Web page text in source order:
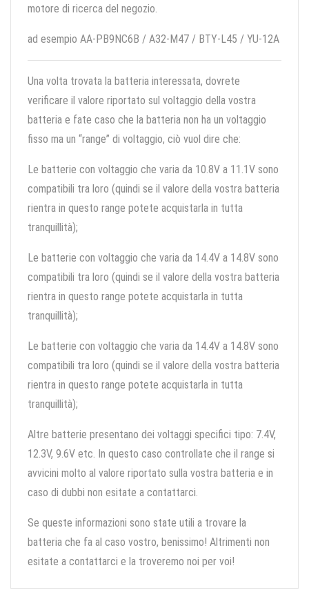
motore di ricerca del negozio.
ad esempio AA-PB9NC6B / A32-M47 / BTY-L45 / YU-12A
Una volta trovata la batteria interessata, dovrete
verificare il valore riportato sul voltaggio della vostra
batteria e fate caso che la batteria non ha un voltaggio
fisso ma un “range” di voltaggio, ciò vuol dire che:
Le batterie con voltaggio che varia da 10.8V a 11.1V sono
compatibili tra loro (quindi se il valore della vostra batteria
rientra in questo range potete acquistarla in tutta
tranquillità);
Le batterie con voltaggio che varia da 14.4V a 14.8V sono
compatibili tra loro (quindi se il valore della vostra batteria
rientra in questo range potete acquistarla in tutta
tranquillità);
Le batterie con voltaggio che varia da 14.4V a 14.8V sono
compatibili tra loro (quindi se il valore della vostra batteria
rientra in questo range potete acquistarla in tutta
tranquillità);
Altre batterie presentano dei voltaggi specifici tipo: 7.4V,
12.3V, 9.6V etc. In questo caso controllate che il range si
avvicini molto al valore riportato sulla vostra batteria e in
caso di dubbi non esitate a contattarci.
Se queste informazioni sono state utili a trovare la
batteria che fa al caso vostro, benissimo! Altrimenti non
esitate a contattarci e la troveremo noi per voi!